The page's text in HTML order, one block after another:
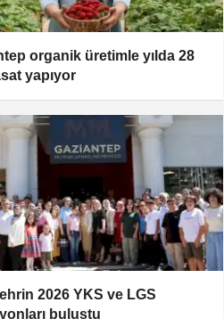
organik üretimle yılda 28
yapıyor
2026 YKS ve LGS
buluştu